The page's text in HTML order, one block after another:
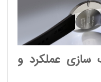
عملکرد و